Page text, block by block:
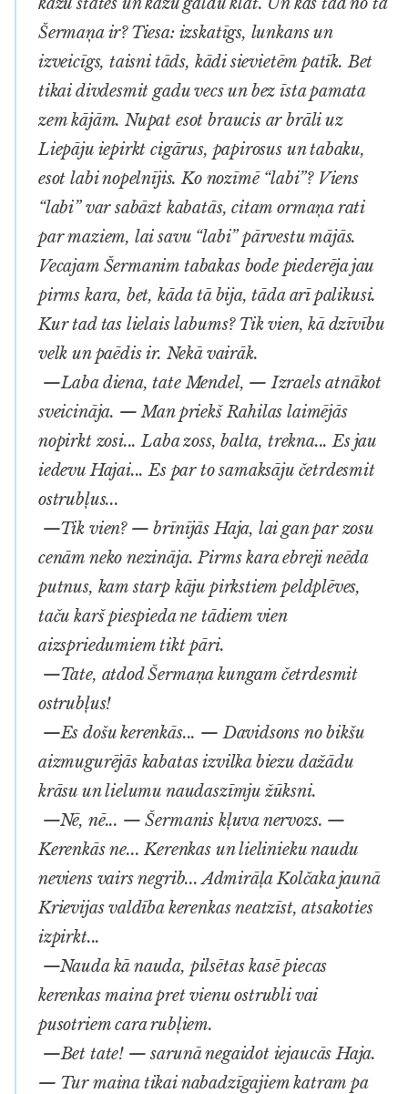
Šermaņa ir? Tiesa: izskatīgs, lunkans un
izveicīgs, taisni tāds, kādi sievietēm patīk. Bet
tikai divdesmit gadu vecs un bez īsta pamata
zem kājām. Nupat esot braucis ar brāli uz
Liepāju iepirkt cigārus, papirosus un tabaku,
esot labi nopelnījis. Ko nozīmē “labi”? Viens
“labi” var sabāzt kabatās, citam ormaņa rati
par maziem, lai savu “labi” pārvestu mājās.
Vecajam Šermanim tabakas bode piederēja jau
pirms kara, bet, kāda tā bija, tāda arī palikusi.
Kur tad tas lielais labums? Tik vien, kā dzīvību
velk un paēdis ir. Nekā vairāk.
—Laba diena, tate Mendel, — Izraels atnākot
sveicināja. — Man priekš Rahilas laimējās
nopirkt zosi... Laba zoss, balta, trekna... Es jau
iedevu Hajai... Es par to samaksāju četrdesmit
ostrubļus...
—Tik vien? — brīnījās Haja, lai gan par zosu
cenām neko nezināja. Pirms kara ebreji neēda
putnus, kam starp kāju pirkstiem peldplēves,
taču karš piespieda ne tādiem vien
aizspriedumiem tikt pāri.
—Tate, atdod Šermaņa kungam četrdesmit
ostrubļus!
—Es došu kerenkās... — Davidsons no bikšu
aizmugurējās kabatas izvilka biezu dažādu
krāsu un lielumu naudaszīmju žūksni.
—Nē, nē... — Šermanis kļuva nervozs. —
Kerenkās ne... Kerenkas un lielinieku naudu
neviens vairs negrib... Admirāļa Kolčaka jaunā
Krievijas valdība kerenkas neatzīst, atsakoties
izpirkt...
—Nauda kā nauda, pilsētas kasē piecas
kerenkas maina pret vienu ostrubli vai
pusotriem cara rubļiem.
—Bet tate! — sarunā negaidot iejaucās Haja.
— Tur maina tikai nabadzīgajiem katram pa